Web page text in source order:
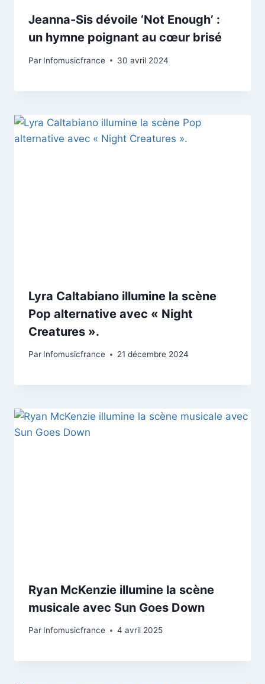
Jeanna-Sis dévoile ‘Not Enough’ :
un hymne poignant au cœur brisé
Par Infomusicfrance 30 avril 2024
Lyra Caltabiano illumine la scène
Pop alternative avec « Night
Creatures ».
Par Infomusicfrance 21 décembre 2024
Ryan McKenzie illumine la scène
musicale avec Sun Goes Down
Par Infomusicfrance 4 avril 2025